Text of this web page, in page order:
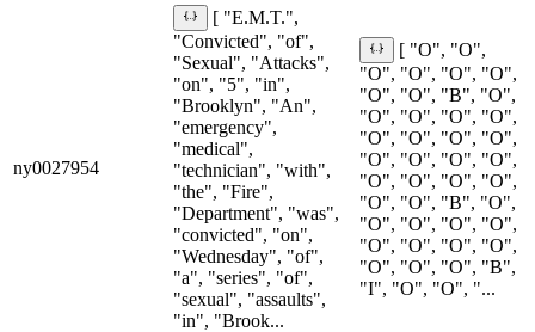
ny0027954
[ "E.M.T.",
"Convicted", "of",
"Sexual", "Attacks",
"on", "5", "in",
"Brooklyn", "An",
"emergency",
"medical",
"technician", "with",
"the", "Fire",
"Department", "was",
"convicted", "on",
"Wednesday", "of",
"a", "series", "of",
"sexual", "assaults",
"in", "Brook...
[ "O", "O",
"O", "O", "O", "O",
"O", "O", "B", "O",
"O", "O", "O", "O",
"O", "O", "O", "O",
"O", "O", "O", "O",
"O", "O", "O", "O",
"O", "O", "B", "O",
"O", "O", "O", "O",
"O", "O", "O", "O",
"O", "O", "O", "B",
"I", "O", "O", "...